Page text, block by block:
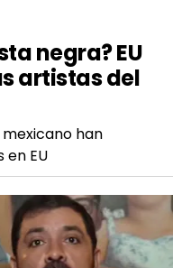
negra? EU
artistas del
han
EU